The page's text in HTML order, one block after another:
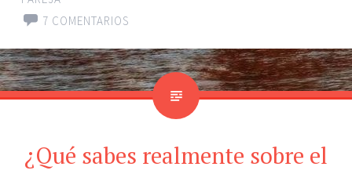
7 COMENTARIOS
¿Qué sabes realmente sobre el